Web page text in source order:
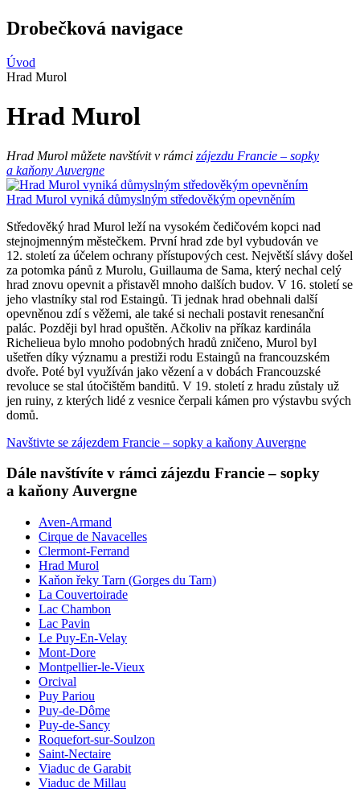
Drobečková navigace
Úvod
Hrad Murol
Hrad Murol
Hrad Murol můžete navštívit v rámci zájezdu Francie – sopky
a kaňony Auvergne
Hrad Murol vyniká důmyslným středověkým opevněním
Středověký hrad Murol leží na vysokém čedičovém kopci nad
stejnojmenným městečkem. První hrad zde byl vybudován ve
12. století za účelem ochrany přístupových cest. Největší slávy došel
za potomka pánů z Murolu, Guillauma de Sama, který nechal celý
hrad znovu opevnit a přistavěl mnoho dalších budov. V 16. století se
jeho vlastníky stal rod Estaingů. Ti jednak hrad obehnali další
opevněnou zdí s věžemi, ale také si nechali postavit renesanční
palác. Později byl hrad opuštěn. Ačkoliv na příkaz kardinála
Richelieua bylo mnoho podobných hradů zničeno, Murol byl
ušetřen díky významu a prestiži rodu Estaingů na francouzském
dvoře. Poté byl využíván jako vězení a v dobách Francouzské
revoluce se stal útočištěm banditů. V 19. století z hradu zůstaly už
jen ruiny, z kterých lidé z vesnice čerpali kámen pro výstavbu svých
domů.
Navštivte se zájezdem Francie – sopky a kaňony Auvergne
Dále navštívíte v rámci zájezdu Francie – sopky
a kaňony Auvergne
Aven-Armand
Cirque de Navacelles
Clermont-Ferrand
Hrad Murol
Kaňon řeky Tarn (Gorges du Tarn)
La Couvertoirade
Lac Chambon
Lac Pavin
Le Puy-En-Velay
Mont-Dore
Montpellier-le-Vieux
Orcival
Puy Pariou
Puy-de-Dôme
Puy-de-Sancy
Roquefort-sur-Soulzon
Saint-Nectaire
Viaduc de Garabit
Viaduc de Millau